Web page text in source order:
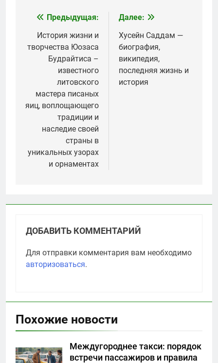
Навигация
по
записям
Предыдущая:
История жизни и
творчества Юозаса
Будрайтиса –
известного
литовского
мастера писаных
яиц, воплощающего
традиции и
наследие своей
страны в
уникальных узорах
и орнаментах
Далее:
Хусейн Саддам —
биография,
википедия,
последняя жизнь и
история
ДОБАВИТЬ КОММЕНТАРИЙ
Для отправки комментария вам необходимо
авторизоваться.
Похожие новости
Междугороднее такси: порядок
встречи пассажиров и правила